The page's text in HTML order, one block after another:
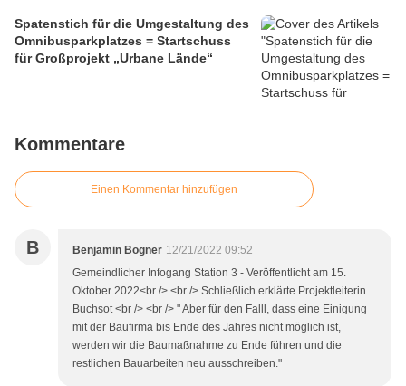
Spatenstich für die Umgestaltung des
Omnibusparkplatzes = Startschuss
für Großprojekt „Urbane Lände“
Kommentare
Einen Kommentar hinzufügen
B Benjamin Bogner 12/21/2022 09:52
Gemeindlicher Infogang Station 3 - Veröffentlicht am 15.
Oktober 2022<br /> <br /> Schließlich erklärte Projektleiterin
Buchsot <br /> <br /> " Aber für den Falll, dass eine Einigung
mit der Baufirma bis Ende des Jahres nicht möglich ist,
werden wir die Baumaßnahme zu Ende führen und die
restlichen Bauarbeiten neu ausschreiben."